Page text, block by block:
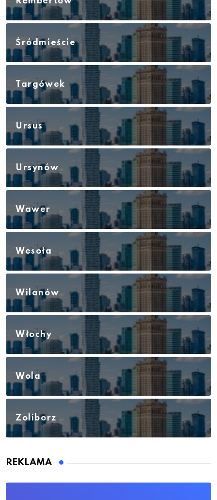
Śródmieście
Targówek
Ursus
Ursynów
Wawer
Wesoła
Wilanów
Włochy
Wola
Żoliborz
REKLAMA